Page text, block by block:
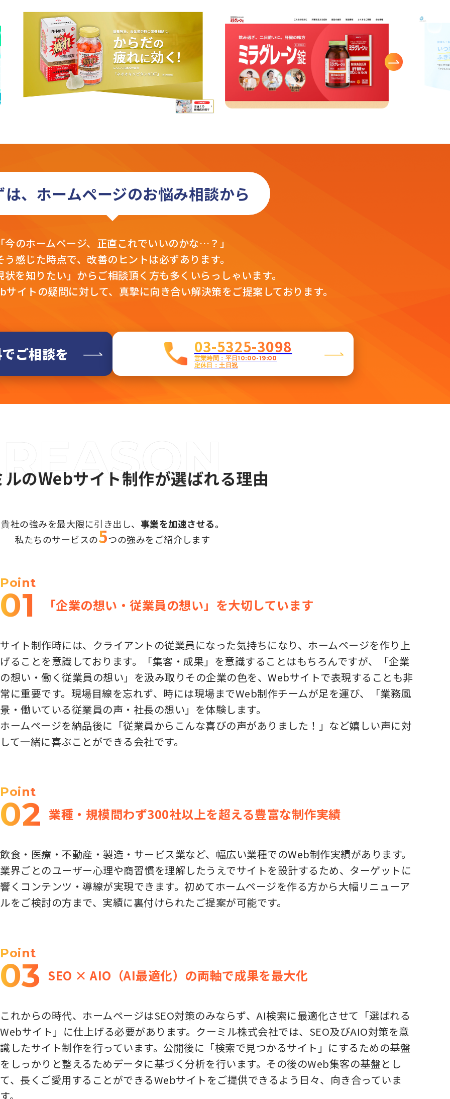
は、ホームページのお悩み相談から
今のホームページ、 正直これでいいのかな…？」
う感じた時点で、 改善のヒントは必ずあります。
状を知りたい」からご相談頂く方も多くいらっしゃいます。
イトの疑問に対して、真摯に向き合い解決策をご提案しております。
ご相談を 03-5325-3098
営業時間：平日10:00-19:00
定休日：土日祝
のWebサイト制作が選ばれる理由
貴社の強みを最大限に引き出し、 事業を加速させる。
私たちのサービスの5つの強みをご紹介します
Point
01 「企業の想い・従業員の想い」を大切しています
サイト制作時には、クライアントの従業員になった気持ちになり、ホームページを作り上
げることを意識しております。「集客・成果」を意識することはもちろんですが、「企業
の想い・働く従業員の想い」を汲み取りその企業の色を、Webサイトで表現することも非
常に重要です。現場目線を忘れず、時には現場までWeb制作チームが足を運び、「業務風
景・働いている従業員の声・社長の想い」を体験します。
ホームページを納品後に「従業員からこんな喜びの声がありました！」など嬉しい声に対
して一緒に喜ぶことができる会社です。
Point
02 業種・規模問わず300社以上を超える豊富な制作実績
飲食・医療・不動産・製造・サービス業など、幅広い業種でのWeb制作実績があります。
業界ごとのユーザー心理や商習慣を理解したうえでサイトを設計するため、ターゲットに
響くコンテンツ・導線が実現できます。初めてホームページを作る方から大幅リニューア
ルをご検討の方まで、実績に裏付けられたご提案が可能です。
Point
03 SEO × AIO（AI最適化）の両軸で成果を最大化
これからの時代、ホームページはSEO対策のみならず、AI検索に最適化させて「選ばれる
Webサイト」に仕上げる必要があります。クーミル株式会社では、SEO及びAIO対策を意
識したサイト制作を行っています。公開後に「検索で見つかるサイト」にするための基盤
をしっかりと整えるためデータに基づく分析を行います。その後のWeb集客の基盤とし
て、長くご愛用することができるWebサイトをご提供できるよう日々、向き合っていま
す。